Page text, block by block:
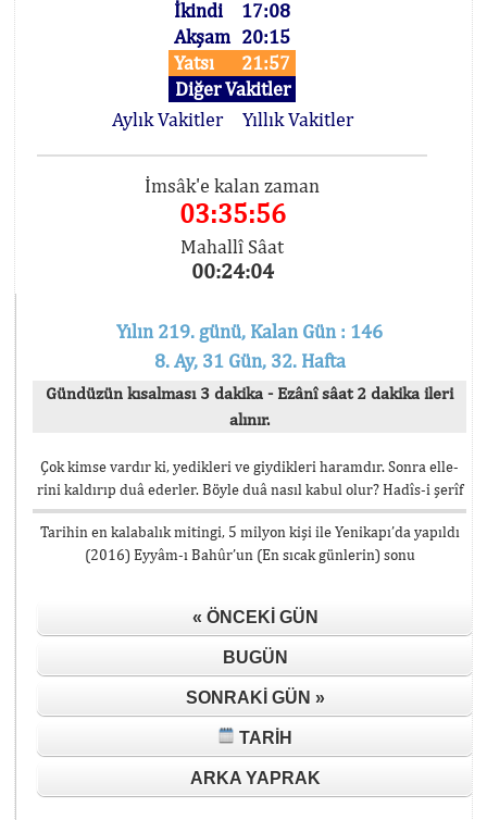
İkindi
17:08
Akşam 20:15
Yatsı
21:57
Diğer Vakitler
Aylık Vakitler
Yıllık Vakitler
İmsâk'e kalan zaman
03:35:56
Mahallî Sâat
00:24:04
Yılın 219. günü, Kalan Gün : 146
8. Ay, 31 Gün, 32. Hafta
Gündüzün kısalması 3 dakika - Ezânî sâat 2 dakika ileri
alınır.
Çok kimse vardır ki, yedikleri ve giydikleri haramdır. Sonra elle-
rini kaldırıp duâ ederler. Böyle duâ nasıl kabul olur? Hadîs-i şerîf
Tarihin en kalabalık mitingi, 5 milyon kişi ile Yenikapı’da yapıldı
(2016) Eyyâm-ı Bahûr’un (En sıcak günlerin) sonu
« ÖNCEKI GÜN
BUGÜN
SONRAKI GÜN »
TARIH
ARKA YAPRAK